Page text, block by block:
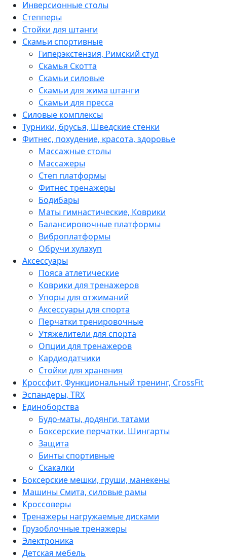
Инверсионные столы
Степперы
Стойки для штанги
Скамьи спортивные
Гиперэкстензия, Римский стул
Скамья Скотта
Скамьи силовые
Скамьи для жима штанги
Скамьи для пресса
Силовые комплексы
Турники, брусья, Шведские стенки
Фитнес, похудение, красота, здоровье
Массажные столы
Массажеры
Степ платформы
Фитнес тренажеры
Бодибары
Маты гимнастические, Коврики
Балансировочные платформы
Виброплатформы
Обручи хулахуп
Аксессуары
Пояса атлетические
Коврики для тренажеров
Упоры для отжиманий
Аксессуары для спорта
Перчатки тренировочные
Утяжелители для спорта
Опции для тренажеров
Кардиодатчики
Стойки для хранения
Кроссфит, Функциональный тренинг, CrossFit
Эспандеры, TRX
Единоборства
Будо-маты, додянги, татами
Боксерские перчатки. Шингарты
Защита
Бинты спортивные
Скакалки
Боксерские мешки, груши, манекены
Машины Смита, силовые рамы
Кроссоверы
Тренажеры нагружаемые дисками
Грузоблочные тренажеры
Электроника
Детская мебель